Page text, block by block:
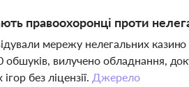
правоохоронці проти
мережу нелегальних
обшуків, вилучено обладнання,
без ліцензії. Джерело